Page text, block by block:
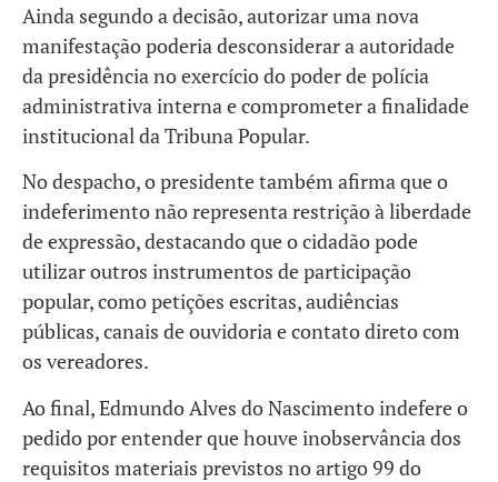
Ainda segundo a decisão, autorizar uma nova
manifestação poderia desconsiderar a autoridade
da presidência no exercício do poder de polícia
administrativa interna e comprometer a finalidade
institucional da Tribuna Popular.
No despacho, o presidente também afirma que o
indeferimento não representa restrição à liberdade
de expressão, destacando que o cidadão pode
utilizar outros instrumentos de participação
popular, como petições escritas, audiências
públicas, canais de ouvidoria e contato direto com
os vereadores.
Ao final, Edmundo Alves do Nascimento indefere o
pedido por entender que houve inobservância dos
requisitos materiais previstos no artigo 99 do